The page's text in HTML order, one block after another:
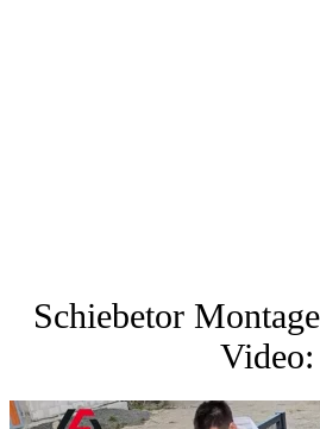
Schiebetor
Video: